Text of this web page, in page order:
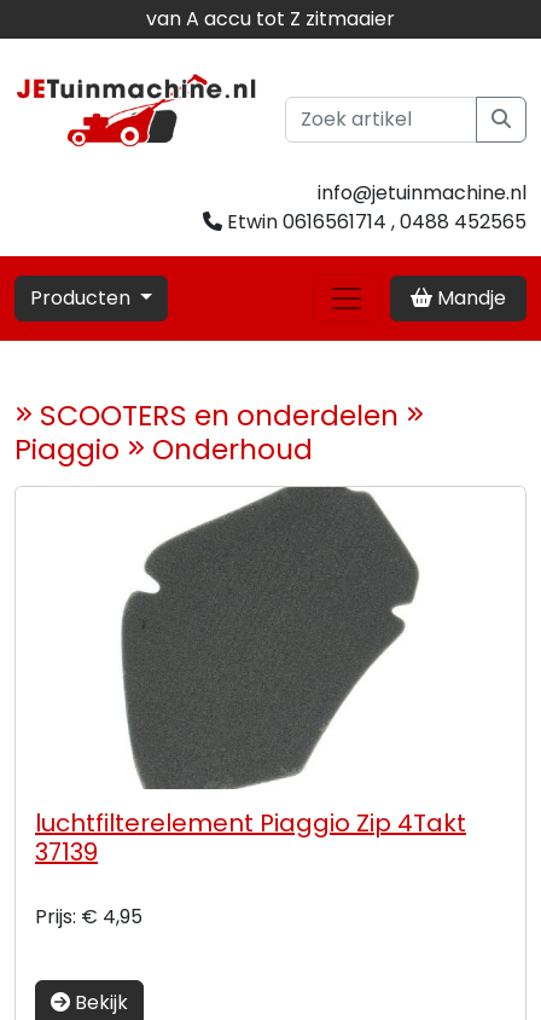
van A accu tot Z zitmaaier
info@jetuinmachine.nl
Etwin 0616561714 , 0488 452565
Producten Mandje
SCOOTERS en onderdelen
Piaggio
Onderhoud
luchtfilterelement Piaggio Zip 4Takt
37139
Prijs: € 4,95
Bekijk